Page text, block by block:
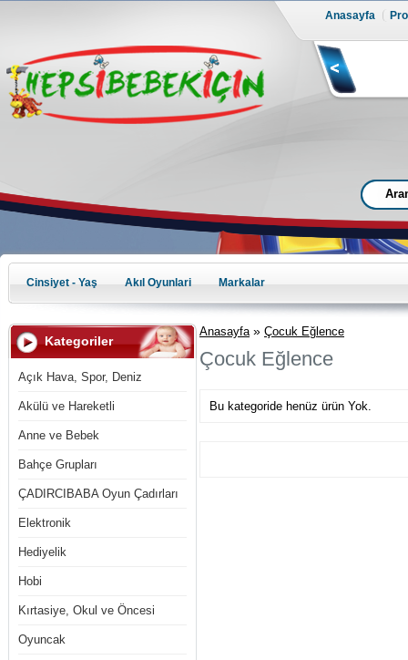
Anasayfa
Cinsiyet - Yaş Akıl Oyunlari Markalar
Kategoriler
Açık Hava, Spor, Deniz
Akülü ve Hareketli
Anne ve Bebek
Bahçe Grupları
ÇADIRCIBABA Oyun Çadırları
Elektronik
Hediyelik
Hobi
Kırtasiye, Okul ve Öncesi
Oyuncak
Anasayfa » Çocuk Eğlence
Çocuk Eğlence
Bu kategoride henüz ürün Yok.